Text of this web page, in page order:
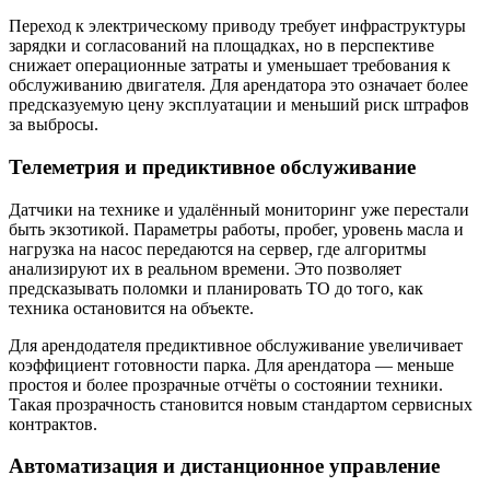
Переход к электрическому приводу требует инфраструктуры
зарядки и согласований на площадках, но в перспективе
снижает операционные затраты и уменьшает требования к
обслуживанию двигателя. Для арендатора это означает более
предсказуемую цену эксплуатации и меньший риск штрафов
за выбросы.
Телеметрия и предиктивное обслуживание
Датчики на технике и удалённый мониторинг уже перестали
быть экзотикой. Параметры работы, пробег, уровень масла и
нагрузка на насос передаются на сервер, где алгоритмы
анализируют их в реальном времени. Это позволяет
предсказывать поломки и планировать ТО до того, как
техника остановится на объекте.
Для арендодателя предиктивное обслуживание увеличивает
коэффициент готовности парка. Для арендатора — меньше
простоя и более прозрачные отчёты о состоянии техники.
Такая прозрачность становится новым стандартом сервисных
контрактов.
Автоматизация и дистанционное управление